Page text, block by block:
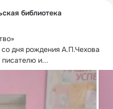
библиотека
дня рождения А.П.Чехова
и...